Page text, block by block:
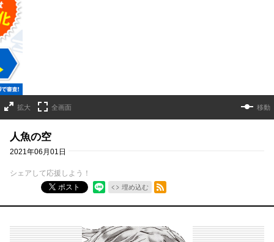
拡大 全画面 移動
人魚の空
2021年06月01日
シェアして応援しよう！
ポスト
埋め込む
RSSフィード